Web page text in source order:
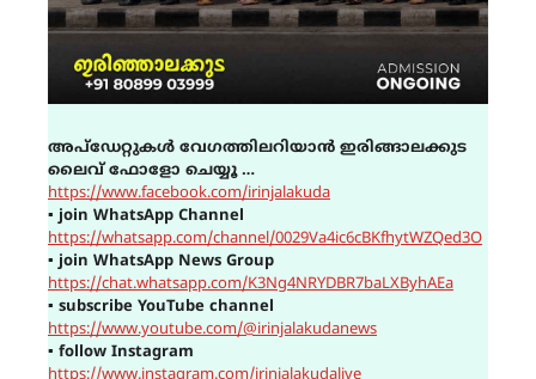
അപ്ഡേറ്റുകൾ വേഗത്തിലറിയാൻ ഇരിങ്ങാലക്കുട
ലൈവ് ഫോളോ ചെയ്യൂ …
https://www.facebook.com/irinjalakuda
▪ join WhatsApp Channel
https://whatsapp.com/channel/0029Va4ic6cBKfhytWZQed3O
▪ join WhatsApp News Group
https://chat.whatsapp.com/K3Ng4NRYDBR7baLXByhAEa
▪ subscribe YouTube channel
https://www.youtube.com/@irinjalakudanews
▪ follow Instagram